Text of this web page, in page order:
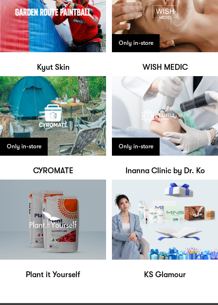
Kyut Skin
Only in-store
WISH MEDIC
Only in-store
CYROMATE
Only in-store
Inanna Clinic by Dr. Ko
Plant it Yourself KS Glamour